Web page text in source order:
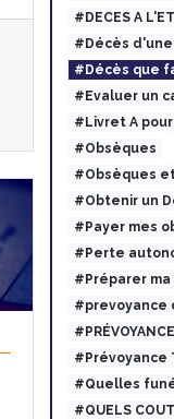
#DECES A
#Décès
#Décès que
#Evaluer un
#Livret A
#Obsèques
#Obsèques
#Obtenir un
#Payer mes
#Perte
#Préparer ma
#prevoyance
#Prévoyance
#Quelles
#QUELS